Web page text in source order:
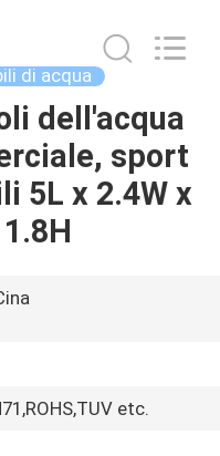
di acqua
dell'acqua
sport
5L x 2.4W x
etc.